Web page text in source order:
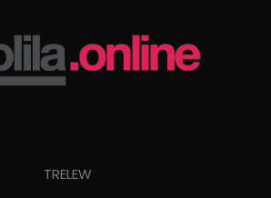
TRELEW